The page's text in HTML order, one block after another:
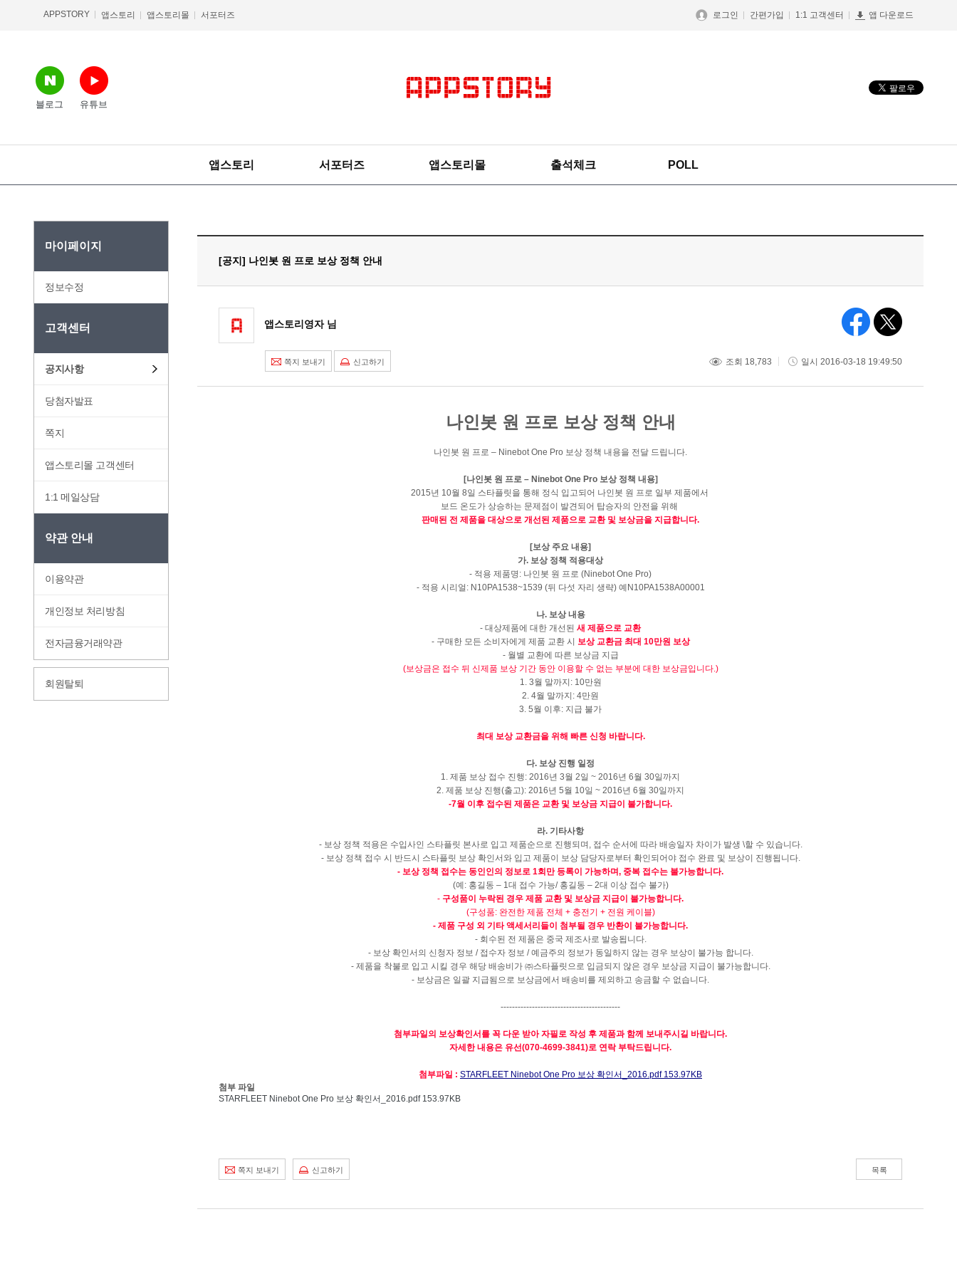
APPSTORY 앱스토리 앱스토리몰 서포터즈 로그인 간편가입 1:1 고객센터 앱 다운로드
블로그 유튜브
앱스토리 서포터즈 앱스토리몰 출석체크 POLL
마이페이지
정보수정
고객센터
공지사항
당첨자발표
쪽지
앱스토리몰 고객센터
1:1 메일상담
약관 안내
이용약관
개인정보 처리방침
전자금융거래약관
회원탈퇴
[공지] 나인봇 원 프로 보상 정책 안내
앱스토리영자 님
쪽지 보내기 신고하기 조회 18,783 일시 2016-03-18 19:49:50
나인봇 원 프로 보상 정책 안내
나인봇 원 프로 – Ninebot One Pro 보상 정책 내용을 전달 드립니다.
[나인봇 원 프로 – Ninebot One Pro 보상 정책 내용]
2015년 10월 8일 스타플릿을 통해 정식 입고되어 나인봇 원 프로 일부 제품에서
보드 온도가 상승하는 문제점이 발견되어 탑승자의 안전을 위해
판매된 전 제품을 대상으로 개선된 제품으로 교환 및 보상금을 지급합니다.
[보상 주요 내용]
가. 보상 정책 적용대상
- 적용 제품명: 나인봇 원 프로 (Ninebot One Pro)
- 적용 시리얼 : N10PA1538~1539 (뒤 다섯 자리 생략) 예 N10PA1538A00001
나. 보상 내용
- 대상제품에 대한 개선된 새 제품으로 교환
- 구매한 모든 소비자에게 제품 교환 시 보상 교환금 최대 10만원 보상
- 월별 교환에 따른 보상금 지급
(보상금은 접수 뒤 신제품 보상 기간 동안 이용할 수 없는 부분에 대한 보상금입니다.)
1. 3월 말까지 : 10만원
2. 4월 말까지 : 4만원
3. 5월 이후: 지급 불가
최대 보상 교환금을 위해 빠른 신청 바랍니다.
다. 보상 진행 일정
1. 제품 보상 접수 진행: 2016년 3월 2일 ~ 2016년 6월 30일까지
2. 제품 보상 진행(출고): 2016년 5월 10일 ~ 2016년 6월 30일까지
-7월 이후 접수된 제품은 교환 및 보상금 지급이 불가합니다.
라. 기타사항
- 보상 정책 적용은 수입사인 스타플릿 본사로 입고 제품순으로 진행되며 , 접수 순서에 따라 배송일자 차이가 발생 \할 수 있습니다.
- 보상 정책 접수 시 반드시 스타플릿 보상 확인서와 입고 제품이 보상 담당자로부터 확인되어야 접수 완료 및 보상이 진행됩니다.
- 보상 정책 접수는 동인인의 정보로 1회만 등록이 가능하며, 중복 접수는 불가능합니다.
(예 : 홍길동 – 1대 접수 가능/ 홍길동 – 2대 이상 접수 불가)
- 구성품이 누락된 경우 제품 교환 및 보상금 지급이 불가능합니다.
(구성품: 완전한 제품 전체 + 충전기 + 전원 케이블)
- 제품 구성 외 기타 액세서리들이 첨부될 경우 반환이 불가능합니다.
- 회수된 전 제품은 중국 제조사로 발송됩니다.
- 보상 확인서의 신청자 정보 / 접수자 정보 /예금주의 정보가 동일하지 않는 경우 보상이 불가능 합니다.
- 제품을 착불로 입고 시킬 경우 해당 배송비가 ㈜스타플릿으로 입금되지 않은 경우 보상금 지급이 불가능합니다.
- 보상금은 일괄 지급됨으로 보상금에서 배송비를 제외하고 송금할 수 없습니다.
------------------------------------------
첨부파일의 보상확인서를 꼭 다운 받아 자필로 작성 후 제품과 함께 보내주시길 바랍니다.
자세한 내용은 유선(070-4699-3841)로 연락 부탁드립니다.
첨부파일 : STARFLEET Ninebot One Pro 보상 확인서_2016.pdf 153.97KB
첨부 파일
STARFLEET Ninebot One Pro 보상 확인서_2016.pdf 153.97KB
쪽지 보내기 신고하기 목록